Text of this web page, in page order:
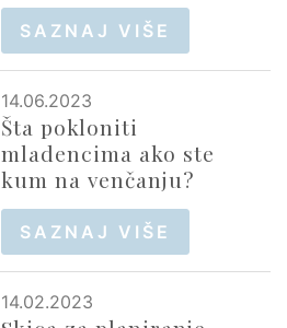
SAZNAJ VIŠE
14.06.2023
Šta pokloniti
mladencima ako ste
kum na venčanju?
SAZNAJ VIŠE
14.02.2023